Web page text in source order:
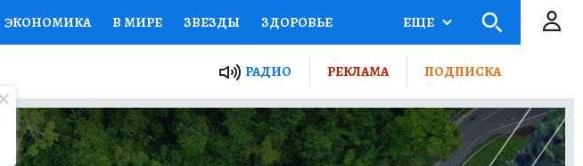
ЭКОНОМИКА В МИРЕ ЗВЕЗДЫ ЗДОРОВЬЕ
НАЦИОНАЛЬНЫЕ ПРОЕКТЫ РОССИИ
СЕМЬЯ ЖЕНСКИЕ СЕКРЕТЫ ПУТЕВОДИТЕЛЬ
СПЕЦПРОЕКТЫ ДЕФИЦИТ ЖЕЛЕЗА ТУРИЗМ
ЕЩЕ
РАДИО РЕКЛАМА ПОДПИСКА